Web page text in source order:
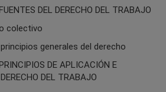
DEL DERECHO DEL TRABAJO
colectivo
generales del derecho
DE APLICACIÓN E
DEL TRABAJO